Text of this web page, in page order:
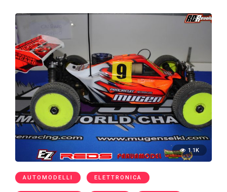
1.1K
AUTOMODELLI ELETTRONICA